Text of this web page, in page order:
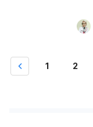
1 2